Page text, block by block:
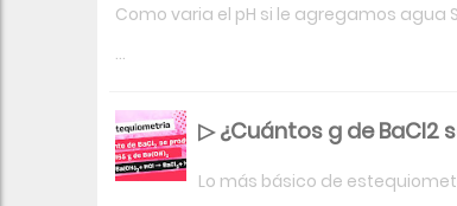
Como varia el pH si le agregamos agua
...
▷ ¿Cuántos g de BaCl2
Lo más básico de